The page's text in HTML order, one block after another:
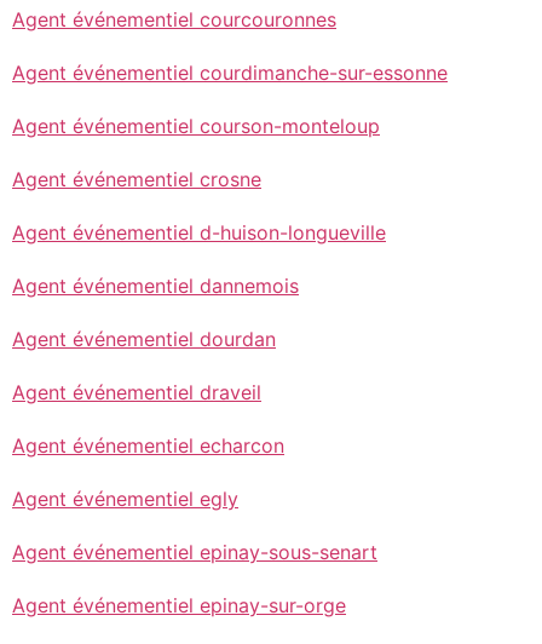
Agent événementiel courcouronnes
Agent événementiel courdimanche-sur-essonne
Agent événementiel courson-monteloup
Agent événementiel crosne
Agent événementiel d-huison-longueville
Agent événementiel dannemois
Agent événementiel dourdan
Agent événementiel draveil
Agent événementiel echarcon
Agent événementiel egly
Agent événementiel epinay-sous-senart
Agent événementiel epinay-sur-orge